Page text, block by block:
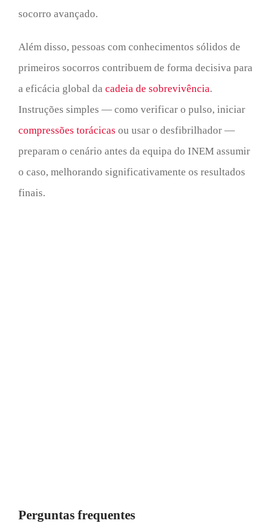
socorro avançado.
Além disso, pessoas com conhecimentos sólidos de
primeiros socorros contribuem de forma decisiva para
a eficácia global da cadeia de sobrevivência.
Instruções simples — como verificar o pulso, iniciar
compressões torácicas ou usar o desfibrilhador —
preparam o cenário antes da equipa do INEM assumir
o caso, melhorando significativamente os resultados
finais.
Perguntas frequentes